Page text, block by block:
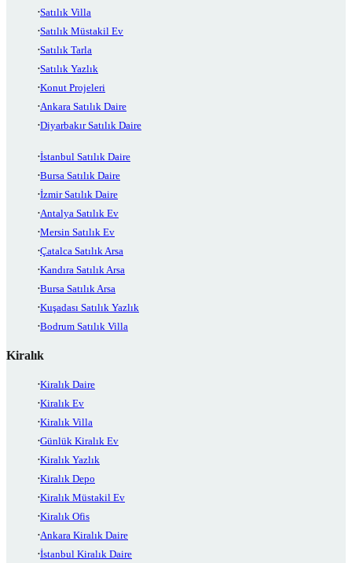
Satılık Villa
Satılık Müstakil Ev
Satılık Tarla
Satılık Yazlık
Konut Projeleri
Ankara Satılık Daire
Diyarbakır Satılık Daire
İstanbul Satılık Daire
Bursa Satılık Daire
İzmir Satılık Daire
Antalya Satılık Ev
Mersin Satılık Ev
Çatalca Satılık Arsa
Kandıra Satılık Arsa
Bursa Satılık Arsa
Kuşadası Satılık Yazlık
Bodrum Satılık Villa
Kiralık
Kiralık Daire
Kiralık Ev
Kiralık Villa
Günlük Kiralık Ev
Kiralık Yazlık
Kiralık Depo
Kiralık Müstakil Ev
Kiralık Ofis
Ankara Kiralık Daire
İstanbul Kiralık Daire